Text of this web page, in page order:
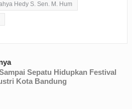
Hedy S. Sen. M. Hum
Sepatu Hidupkan Festival
Kota Bandung